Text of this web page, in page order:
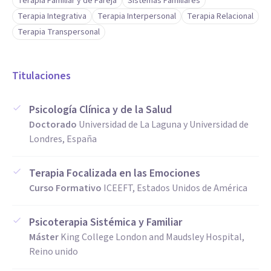
Terapia Integrativa
Terapia Interpersonal
Terapia Relacional
Terapia Transpersonal
Titulaciones
Psicología Clínica y de la Salud
Doctorado Universidad de La Laguna y Universidad de
Londres, España
Terapia Focalizada en las Emociones
Curso Formativo ICEEFT, Estados Unidos de América
Psicoterapia Sistémica y Familiar
MásterKing College London and Maudsley Hospital,
Reino unido